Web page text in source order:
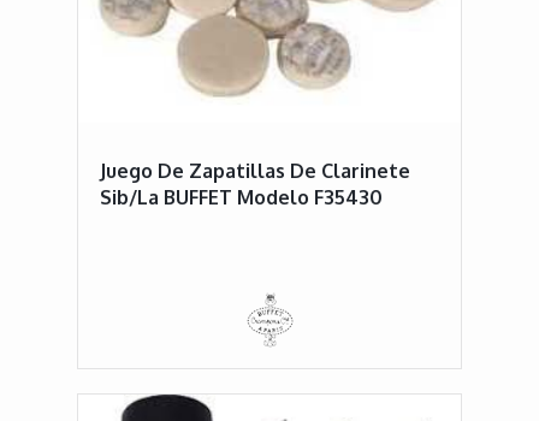
Juego De Zapatillas De Clarinete
Sib/La BUFFET Modelo F35430